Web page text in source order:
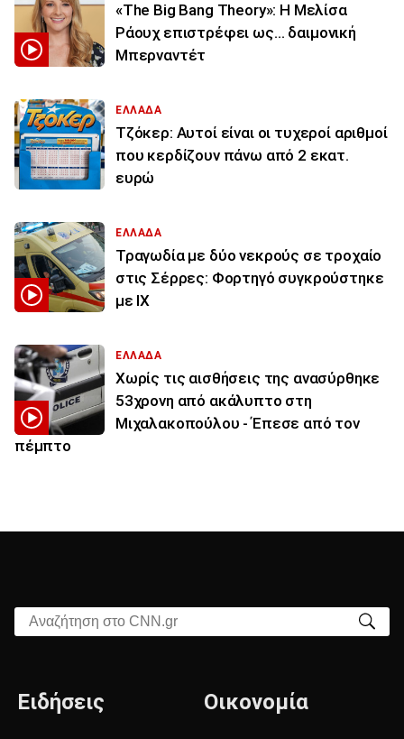
«The Big Bang Theory»: Η Μελίσα
Ράουχ επιστρέφει ως… δαιμονική
Μπερναντέτ
ΕΛΛΑΔΑ
Τζόκερ: Αυτοί είναι οι τυχεροί αριθμοί
που κερδίζουν πάνω από 2 εκατ.
ευρώ
ΕΛΛΑΔΑ
Τραγωδία με δύο νεκρούς σε τροχαίο
στις Σέρρες: Φορτηγό συγκρούστηκε
με ΙΧ
ΕΛΛΑΔΑ
Χωρίς τις αισθήσεις της ανασύρθηκε
53χρονη από ακάλυπτο στη
Μιχαλακοπούλου - Έπεσε από τον
πέμπτο
Αναζήτηση στο CNN.gr
Ειδήσεις Οικονομία